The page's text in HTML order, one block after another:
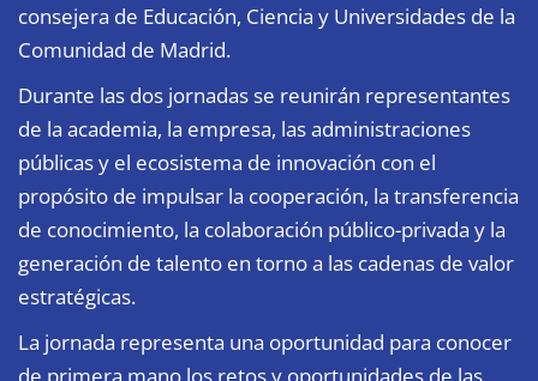
consejera de Educación, Ciencia y Universidades de la
Comunidad de Madrid.
Durante las dos jornadas se reunirán representantes
de la academia, la empresa, las administraciones
públicas y el ecosistema de innovación con el
propósito de impulsar la cooperación, la transferencia
de conocimiento, la colaboración público-privada y la
generación de talento en torno a las cadenas de valor
estratégicas.
La jornada representa una oportunidad para conocer
de primera mano los retos y oportunidades de las